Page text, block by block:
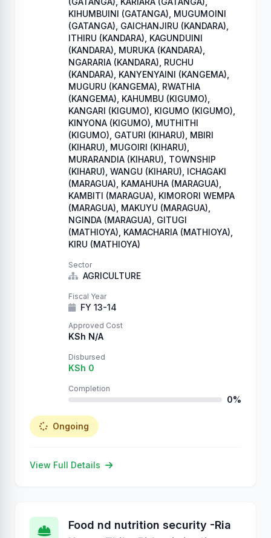
KIHUMBUINI (GATANGA), MUGUMOINI
(GATANGA), GAICHANJIRU (KANDARA),
ITHIRU (KANDARA), KAGUNDUINI
(KANDARA), MURUKA (KANDARA),
NGARARIA (KANDARA), RUCHU
(KANDARA), KANYENYAINI (KANGEMA),
MUGURU (KANGEMA), RWATHIA
(KANGEMA), KAHUMBU (KIGUMO),
KANGARI (KIGUMO), KIGUMO (KIGUMO),
KINYONA (KIGUMO), MUTHITHI
(KIGUMO), GATURI (KIHARU), MBIRI
(KIHARU), MUGOIRI (KIHARU),
MURARANDIA (KIHARU), TOWNSHIP
(KIHARU), WANGU (KIHARU), ICHAGAKI
(MARAGUA), KAMAHUHA (MARAGUA),
KAMBITI (MARAGUA), KIMORORI WEMPA
(MARAGUA), MAKUYU (MARAGUA),
NGINDA (MARAGUA), GITUGI
(MATHIOYA), KAMACHARIA (MATHIOYA),
KIRU (MATHIOYA)
Sector
AGRICULTURE
Fiscal Year
FY 13-14
Approved Cost
KSh N/A
Disbursed
KSh 0
Completion
0%
Ongoing
View Full Details
Food nd nutrition security -Ria